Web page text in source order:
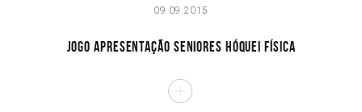
09.09.2015
Jogo apresentação seniores hóquei FÍSICA